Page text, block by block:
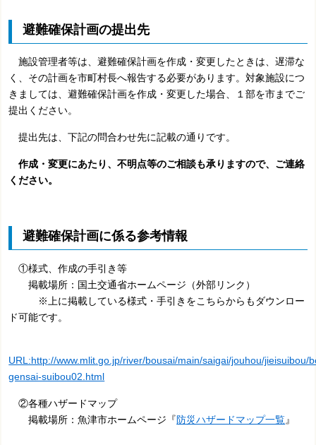
避難確保計画の提出先
施設管理者等は、避難確保計画を作成・変更したときは、遅滞な
く、その計画を市町村長へ報告する必要があります。対象施設につ
きましては、避難確保計画を作成・変更した場合、１部を市までご
提出ください。
提出先は、下記の問合わせ先に記載の通りです。
作成・変更にあたり、不明点等のご相談も承りますので、ご連絡
ください。
避難確保計画に係る参考情報
①様式、作成の手引き等
掲載場所：国土交通省ホームページ（外部リンク）
※上に掲載している様式・手引きをこちらからもダウンロー
ド可能です。
URL:http://www.mlit.go.jp/river/bousai/main/saigai/jouhou/jieisuibou/
gensai-suibou02.html
②各種ハザードマップ
掲載場所：魚津市ホームページ『防災ハザードマップ一覧』